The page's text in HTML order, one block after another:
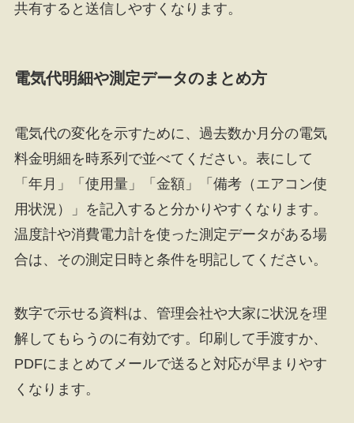
共有すると送信しやすくなります。
電気代明細や測定データのまとめ方
電気代の変化を示すために、過去数か月分の電気
料金明細を時系列で並べてください。表にして
「年月」「使用量」「金額」「備考（エアコン使
用状況）」を記入すると分かりやすくなります。
温度計や消費電力計を使った測定データがある場
合は、その測定日時と条件を明記してください。
数字で示せる資料は、管理会社や大家に状況を理
解してもらうのに有効です。印刷して手渡すか、
PDFにまとめてメールで送ると対応が早まりやす
くなります。